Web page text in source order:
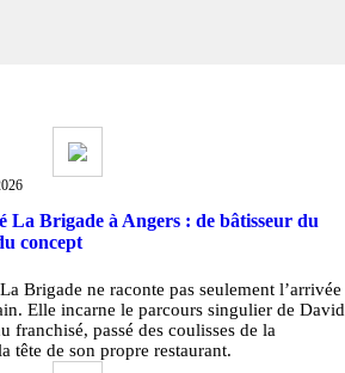
La Brigade à Angers : de bâtisseur du
concept
Brigade ne raconte pas seulement l’arrivée
Elle incarne le parcours singulier de David
franchisé, passé des coulisses de la
tête de son propre restaurant.